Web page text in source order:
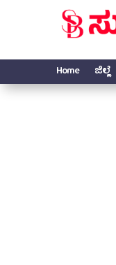
Home ಜಿಲ್ಲೆ